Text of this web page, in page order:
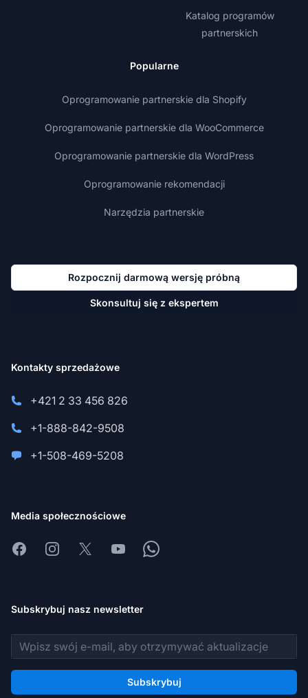
Katalog programów
partnerskich
Popularne
Oprogramowanie partnerskie dla Shopify
Oprogramowanie partnerskie dla WooCommerce
Oprogramowanie partnerskie dla WordPress
Oprogramowanie rekomendacji
Narzędzia partnerskie
Rozpocznij darmową wersję próbną
Skonsultuj się z ekspertem
Kontakty sprzedażowe
+421 2 33 456 826
+1-888-842-9508
+1-508-469-5208
Media społecznościowe
FacebookInstagram
X YoutubeWhatsapp
Subskrybuj nasz newsletter
Adres e-mail
Subskrybuj